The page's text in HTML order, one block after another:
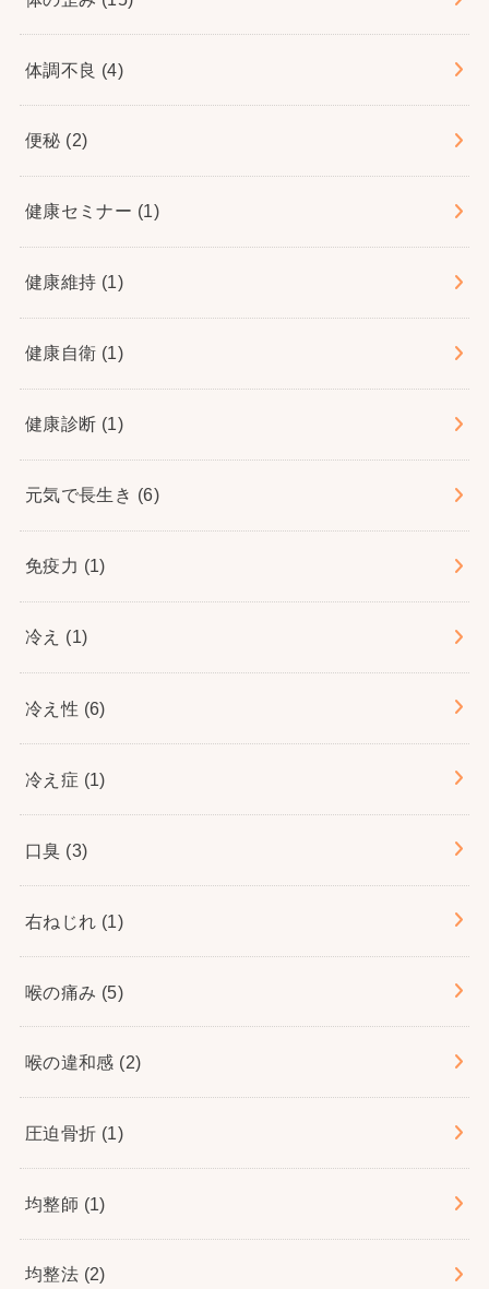
体調不良 (4)
便秘 (2)
健康セミナー (1)
健康維持 (1)
健康自衛 (1)
健康診断 (1)
元気で長生き (6)
免疫力 (1)
冷え (1)
冷え性 (6)
冷え症 (1)
口臭 (3)
右ねじれ (1)
喉の痛み (5)
喉の違和感 (2)
圧迫骨折 (1)
均整師 (1)
均整法 (2)